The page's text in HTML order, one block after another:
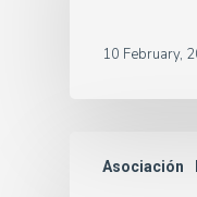
10 February,
Asociación